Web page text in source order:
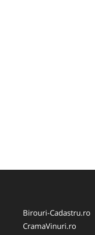
Birouri-Cadastru.ro
CramaVinuri.ro